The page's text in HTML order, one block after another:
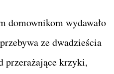
domownikom wydawało
ze dwadzieścia
przerażające krzyki,